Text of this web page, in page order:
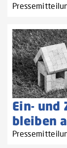
Ein- und
bleiben